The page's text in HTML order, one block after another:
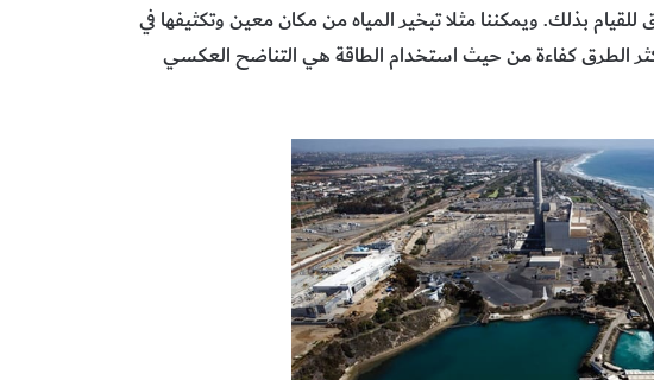
للقيام بذلك. ويمكننا مثلا تبخير المياه من مكان معين وتكثيفها في
الطرق كفاءة من حيث استخدام الطاقة هي التناضح العكسي